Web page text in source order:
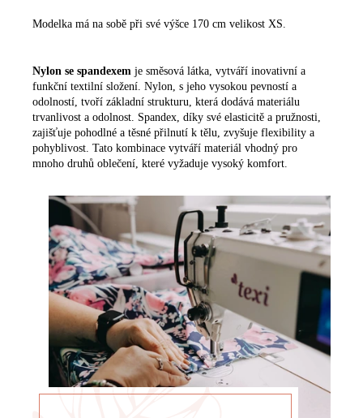
Modelka má na sobě při své výšce 170 cm velikost XS.
Nylon se spandexem je směsová látka, vytváří inovativní a
funkční textilní složení. Nylon, s jeho vysokou pevností a
odolností, tvoří základní strukturu, která dodává materiálu
trvanlivost a odolnost. Spandex, díky své elasticitě a pružnosti,
zajišťuje pohodlné a těsné přilnutí k tělu, zvyšuje flexibility a
pohyblivost. Tato kombinace vytváří materiál vhodný pro
mnoho druhů oblečení, které vyžaduje vysoký komfort.